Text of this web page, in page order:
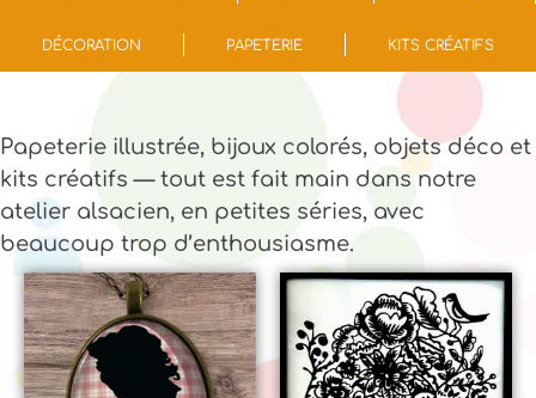
DÉCORATION PAPETERIE KITS CRÉATIFS
Papeterie illustrée, bijoux colorés, objets déco et
kits créatifs — tout est fait main dans notre
atelier alsacien, en petites séries, avec
beaucoup trop d’enthousiasme.